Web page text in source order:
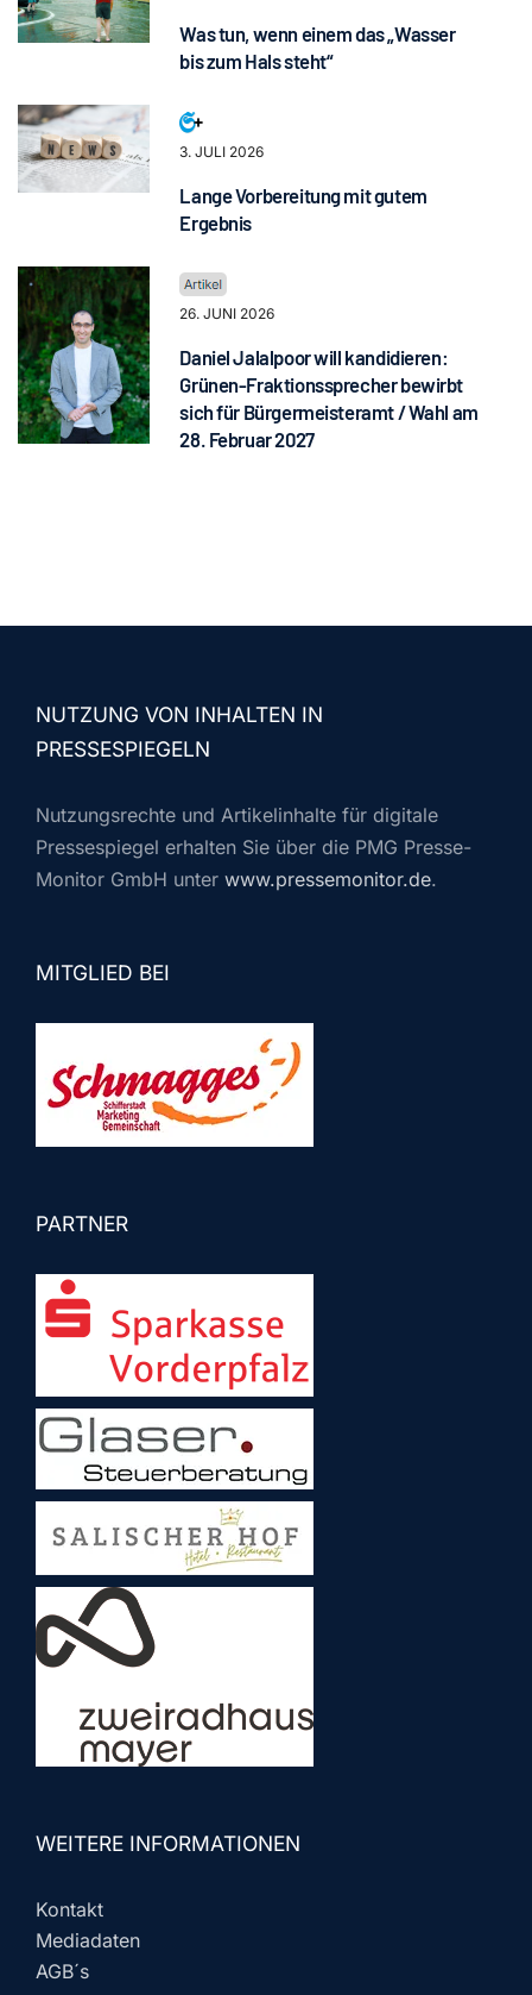
Was tun, wenn einem das „Wasser
bis zum Hals steht“
3. JULI 2026
Lange Vorbereitung mit gutem
Ergebnis
26. JUNI 2026
Daniel Jalalpoor will kandidieren:
Grünen-Fraktionssprecher bewirbt
sich für Bürgermeisteramt / Wahl am
28. Februar 2027
NUTZUNG VON INHALTEN IN
PRESSESPIEGELN
Nutzungsrechte und Artikelinhalte für digitale
Pressespiegel erhalten Sie über die PMG Presse-
Monitor GmbH unter www.pressemonitor.de.
MITGLIED BEI
PARTNER
WEITERE INFORMATIONEN
Kontakt
Mediadaten
AGB´s